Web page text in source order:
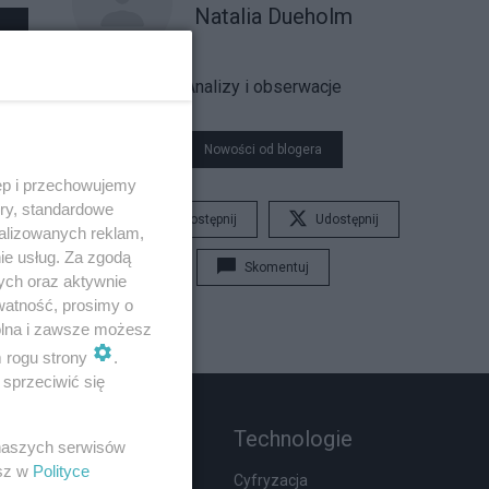
Natalia Dueholm
Analizy i obserwacje
Nowości od blogera
Udostępnij Udostępnij
Skomentuj
Rozmaitości
Zdrowie
Technologie
Cyfryzacja
i przechowujemy
standardowe
reklam,
usług. Za zgodą
oraz aktywnie
prosimy o
i zawsze możesz
rogu strony
.
się
serwisów
w Polityce